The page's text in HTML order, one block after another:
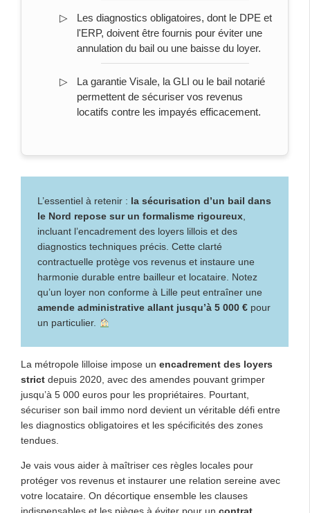
Les diagnostics obligatoires, dont le DPE et
l'ERP, doivent être fournis pour éviter une
annulation du bail ou une baisse du loyer.
La garantie Visale, la GLI ou le bail notarié
permettent de sécuriser vos revenus
locatifs contre les impayés efficacement.
L’essentiel à retenir : la sécurisation d’un bail dans
le Nord repose sur un formalisme rigoureux,
incluant l’encadrement des loyers lillois et des
diagnostics techniques précis. Cette clarté
contractuelle protège vos revenus et instaure une
harmonie durable entre bailleur et locataire. Notez
qu’un loyer non conforme à Lille peut entraîner une
amende administrative allant jusqu’à 5 000 € pour
un particulier.
La métropole lilloise impose un encadrement des loyers
strict depuis 2020, avec des amendes pouvant grimper
jusqu’à 5 000 euros pour les propriétaires. Pourtant,
sécuriser son bail immo nord devient un véritable défi entre
les diagnostics obligatoires et les spécificités des zones
tendues.
Je vais vous aider à maîtriser ces règles locales pour
protéger vos revenus et instaurer une relation sereine avec
votre locataire. On décortique ensemble les clauses